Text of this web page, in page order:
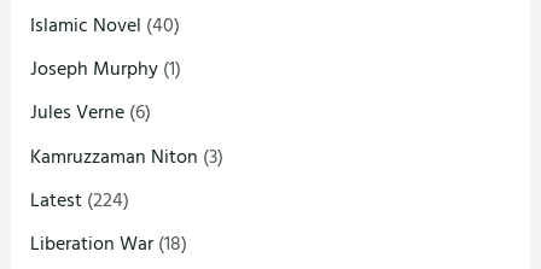
Islamic Novel (40)
Joseph Murphy(1)
Jules Verne(6)
Kamruzzaman Niton (3)
Latest(224)
Liberation War(18)